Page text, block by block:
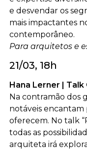
e desvendar os
mais impactantes
contemporâneo.
Para arquitetos e
21/03, 18h
Hana Lerner |
Na contramão dos
notáveis encantam
oferecem. No talk
todas as
arquiteta irá